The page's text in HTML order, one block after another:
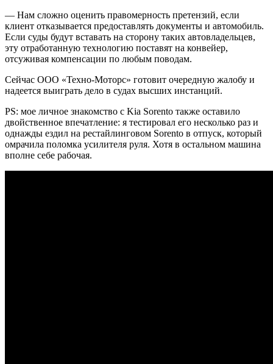
— Нам сложно оценить правомерность претензий, если
клиент отказывается предоставлять документы и автомобиль.
Если суды будут вставать на сторону таких автовладельцев,
эту отработанную технологию поставят на конвейер,
отсуживая компенсации по любым поводам.
Сейчас ООО «Техно-Моторс» готовит очередную жалобу и
надеется выиграть дело в судах высших инстанций.
PS: мое личное знакомство с Kia Sorento также оставило
двойственное впечатление: я тестировал его несколько раз и
однажды ездил на рестайлинговом Sorento в отпуск, который
омрачила поломка усилителя руля. Хотя в остальном машина
вполне себе рабочая.